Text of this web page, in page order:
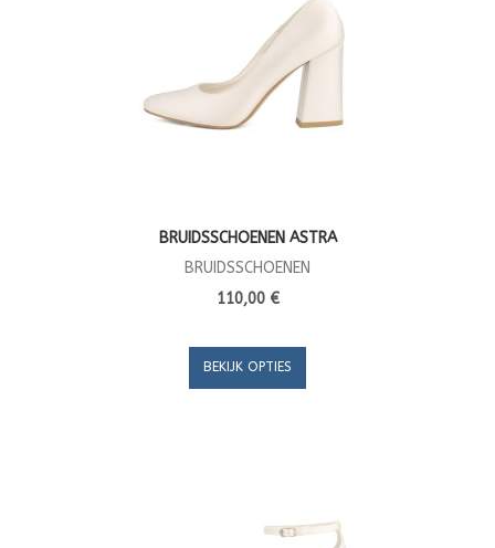
BRUIDSSCHOENEN ASTRA
BRUIDSSCHOENEN
110,00 €
BEKIJK OPTIES